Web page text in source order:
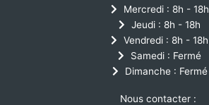
Mercredi : 8h - 18h
Jeudi : 8h - 18h
Vendredi : 8h - 18h
Samedi : Fermé
Dimanche : Fermé
Nous contacter :